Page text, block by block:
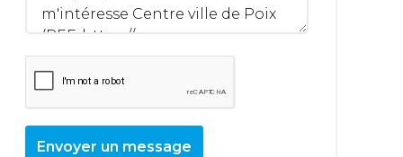
Envoyer un message